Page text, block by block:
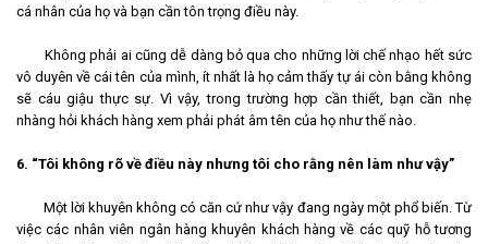
cá nhân của họ và bạn cần tôn trọng điều này.
Không phải ai cũng dễ dàng bỏ qua cho những lời chế nhạo hết sức
vô duyên về cái tên của mình, ít nhất là họ cảm thấy tự ái còn bằng không
sẽ cáu giậu thực sự. Vì vậy, trong trường hợp cần thiết, bạn cần nhẹ
nhàng hỏi khách hàng xem phải phát âm tên của họ như thế nào.
6. “Tôi không rõ về điều này nhưng tôi cho rằng nên làm như vậy”
Một lời khuyên không có căn cứ như vậy đang ngày một phổ biến. Từ
việc các nhân viên ngân hàng khuyên khách hàng về các quỹ hỗ tương